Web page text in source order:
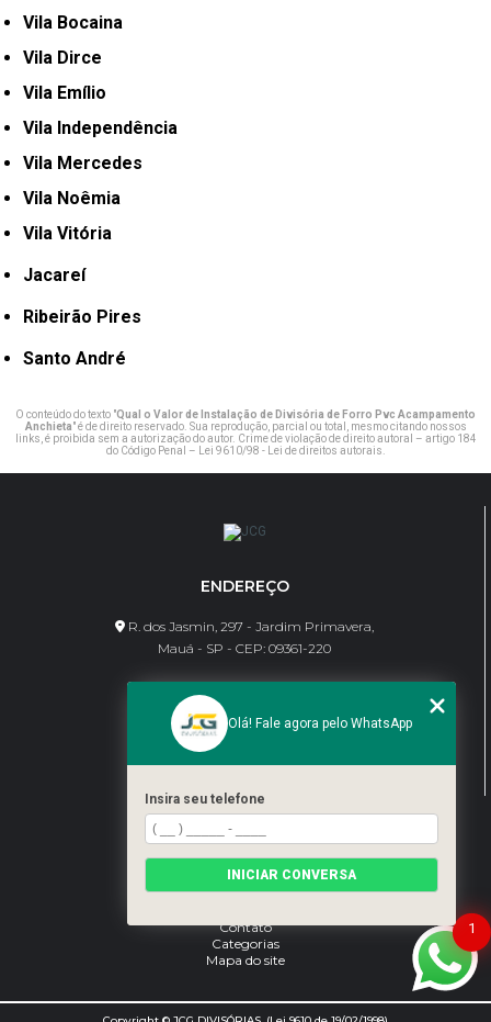
Vila Bocaina
Vila Dirce
Vila Emílio
Vila Independência
Vila Mercedes
Vila Noêmia
Vila Vitória
Jacareí
Ribeirão Pires
Santo André
O conteúdo do texto "Qual o Valor de Instalação de Divisória de Forro Pvc Acampamento
Anchieta" é de direito reservado. Sua reprodução, parcial ou total, mesmo citando nossos
links, é proibida sem a autorização do autor. Crime de violação de direito autoral – artigo 184
do Código Penal –
Lei 9610/98 - Lei de direitos autorais
ENDEREÇO
R. dos Jasmin, 297 - Jardim Primavera,
Mauá - SP - CEP: 09361-220
CONTATO
(11) 95462-8630
bene@jcgdivisorias.com
Home
Sobre Nós
Serviços
Contato
Categorias
Mapa do site
1
Olá! Fale agora pelo WhatsApp
Insira seu telefone
INICIAR CONVERSA